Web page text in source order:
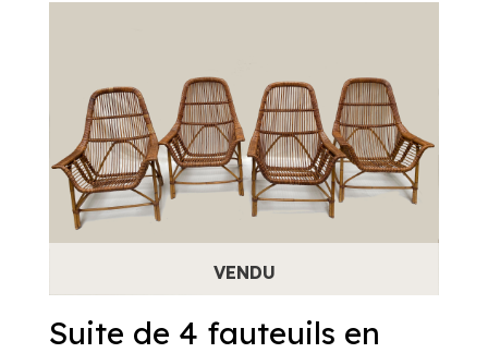
Suite de 4 fauteuils en